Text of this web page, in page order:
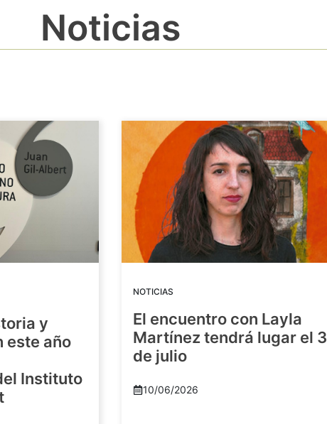
Noticias
y
este año
Instituto
NOTICIAS
El encuentro con Layla
Martínez tendrá lugar el 3
de julio
10/06/2026